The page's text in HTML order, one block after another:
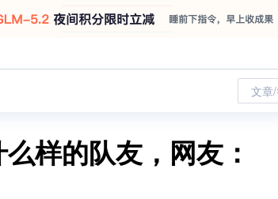
文章
样的队友，网友：